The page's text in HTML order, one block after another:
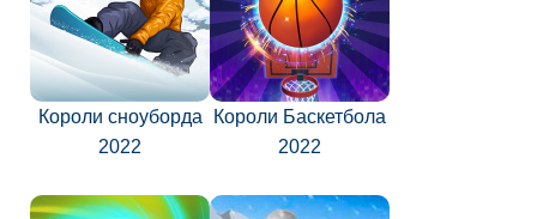
Короли сноуборда
2022
Короли Баскетбола
2022